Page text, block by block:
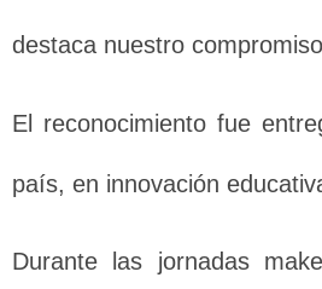
destaca nuestro
El reconocimiento fue
país, en innovación
Durante las jornadas